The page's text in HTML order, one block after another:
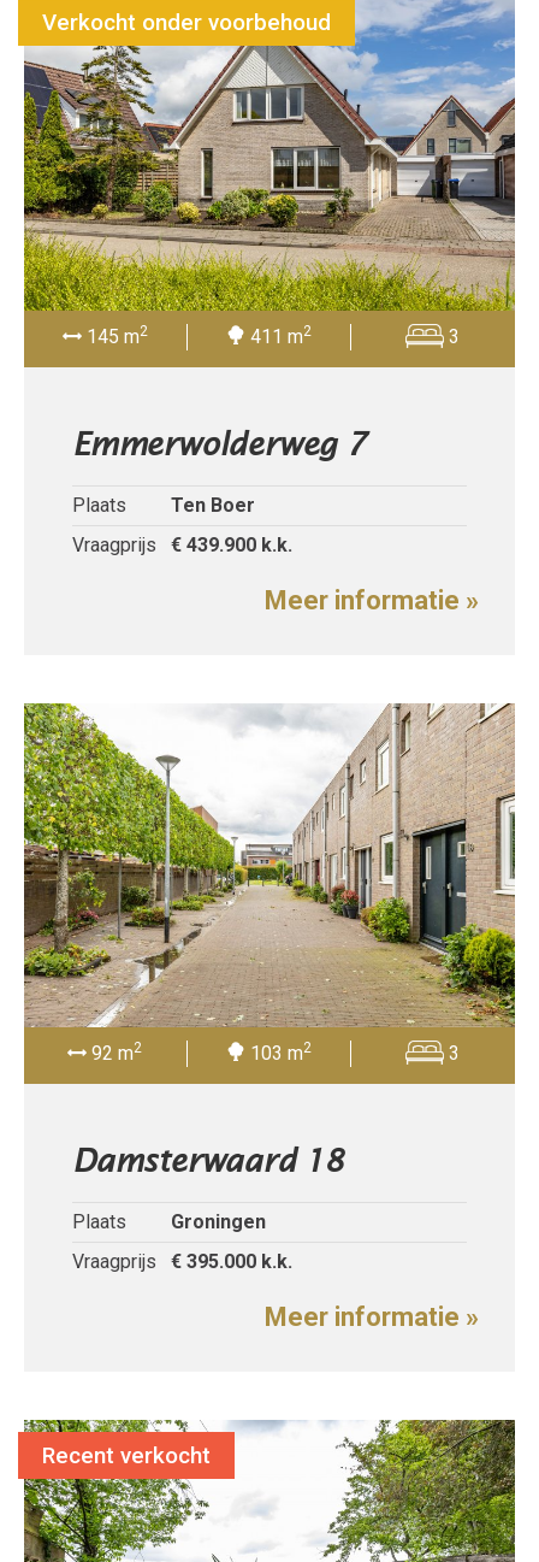
145 m2 411 m2 3
Emmerwolderweg 7
Plaats
Ten Boer
Vraagprijs
€ 439.900 k.k.
Meer informatie »
Verkocht onder voorbehoud
92 m2 103 m2 3
Damsterwaard 18
Plaats
Groningen
Vraagprijs
€ 395.000 k.k.
Meer informatie »
Recent verkocht